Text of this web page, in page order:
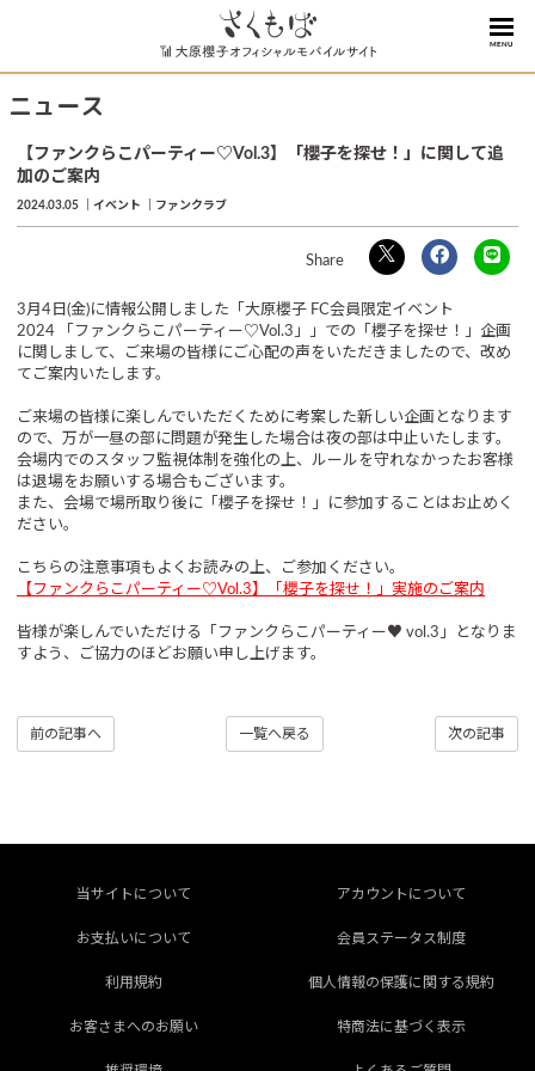
MENU
ニュース
【ファンクらこパーティー♡Vol.3】「櫻子を探せ！」に関して追
加のご案内
2024.03.05 イベント ファンクラブ
3月4日(金)に情報公開しました「大原櫻子 FC会員限定イベント
2024 「ファンクらこパーティー♡Vol.3」」での「櫻子を探せ！」企画
に関しまして、ご来場の皆様にご心配の声をいただきましたので、改め
てご案内いたします。
ご来場の皆様に楽しんでいただくために考案した新しい企画となります
ので、万が一昼の部に問題が発生した場合は夜の部は中止いたします。
会場内でのスタッフ監視体制を強化の上、ルールを守れなかったお客様
は退場をお願いする場合もございます。
また、会場で場所取り後に「櫻子を探せ！」に参加することはお止めく
ださい。
こちらの注意事項もよくお読みの上、ご参加ください。
【ファンクらこパーティー♡Vol.3】「櫻子を探せ！」実施のご案内
皆様が楽しんでいただける「ファンクらこパーティー♥ vol.3」となりま
すよう、ご協力のほどお願い申し上げます。
前の記事へ 一覧へ戻る 次の記事
当サイトについて アカウントについて
お支払いについて 会員ステータス制度
利用規約 個人情報の保護に関する規約
お客さまへのお願い 特商法に基づく表示